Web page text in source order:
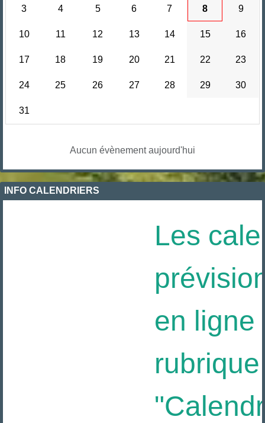
3 4 5 6 7 8 9
10 11 12 13 14 15 16
17 18 19 20 21 22 23
24 25 26 27 28 29 30
31
Aucun évènement aujourd'hui
INFO CALENDRIERS
Les
en ligne
rubrique